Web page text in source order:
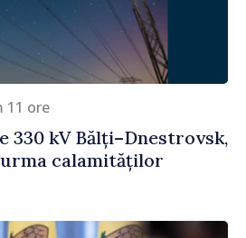
11 ore
330 kV Bălți–Dnestrovsk,
calamităților